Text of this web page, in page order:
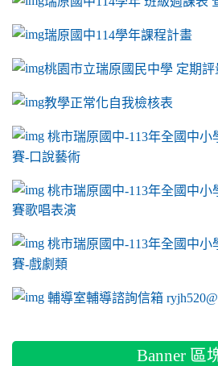
瑞原國中114學年課程計畫
link to https://sites.google.com/a/
桃園市立瑞原國民中學 定期
link to https://sites.google.com/
教學正常化自我檢核表
link to
link to
ink to
link to
link to
ink to
ink to
link to https://sites.google.com/a/
ink to link to https://tyc.entry.edu.tw/
桃市瑞原國中-113年全國中小
賽-口說藝術
link to https://tyc.entry.edu.tw/
桃市瑞原國中-113年全國中小
賽歌唱表演
link to https://tyc.entry.edu.tw/
桃市瑞原國中-113年全國中小
賽-戲劇類
link to https://tyc.entry.edu.tw/
輔導室輔導諮詢信箱
Banner 區